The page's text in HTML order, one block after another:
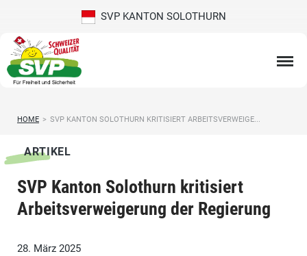
SVP KANTON SOLOTHURN
HOME > SVP KANTON SOLOTHURN KRITISIERT ARBEITSVERWEIGE...
ARTIKEL
SVP Kanton Solothurn kritisiert
Arbeitsverweigerung der Regierung
28. März 2025